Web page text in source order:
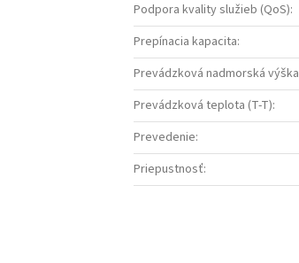
Podpora kvality služieb (QoS):
Prepínacia kapacita:
Prevádzková nadmorská výška
Prevádzková teplota (T-T):
Prevedenie:
Priepustnosť: